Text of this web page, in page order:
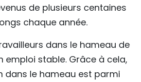
de plusieurs centaines
chaque année.
dans le hameau de
emploi stable. Grâce à cela,
dans le hameau est parmi